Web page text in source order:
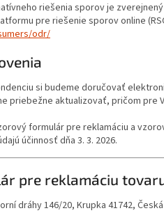
riešenia sporov je
pre riešenie sporov online
odr/
si budeme doručovať
priebežne aktualizovať, pričom pre
formulár pre reklamáciu a
účinnosť dňa 3. 3. 2026.
pre reklamáciu
dráhy 146/20, Krupka 41742,